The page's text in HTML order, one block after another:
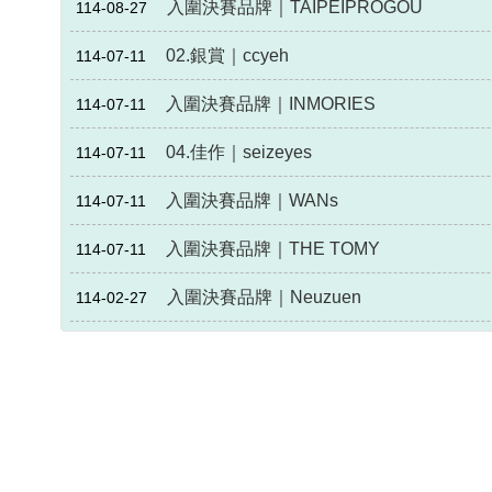
114-08-27 入圍決賽品牌｜TAIPEIPROGOU
114-07-11 02.銀賞｜ccyeh
114-07-11 入圍決賽品牌｜INMORIES
114-07-11 04.佳作｜seizeyes
114-07-11 入圍決賽品牌｜WANs
114-07-11 入圍決賽品牌｜THE TOMY
114-02-27 入圍決賽品牌｜Neuzuen